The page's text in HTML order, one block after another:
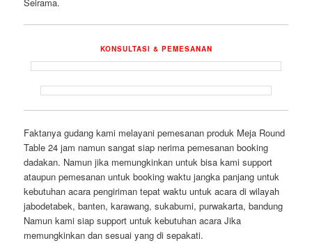
KONSULTASI & PEMESANAN
Faktanya gudang kami melayani pemesanan produk Meja Round
Table 24 jam namun sangat siap nerima pemesanan booking
dadakan. Namun jika memungkinkan untuk bisa kami support
ataupun pemesanan untuk booking waktu jangka panjang untuk
kebutuhan acara pengiriman tepat waktu untuk acara di wilayah
jabodetabek, banten, karawang, sukabumi, purwakarta, bandung
Namun kami siap support untuk kebutuhan acara Jika
memungkinkan dan sesuai yang di sepakati.